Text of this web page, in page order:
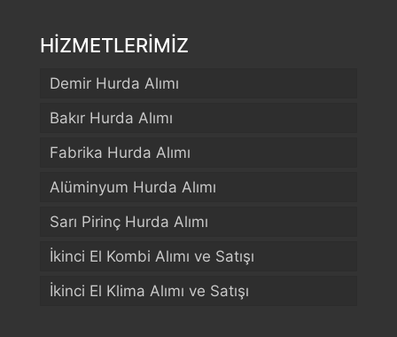
HİZMETLERİMİZ
Demir Hurda Alımı
Bakır Hurda Alımı
Fabrika Hurda Alımı
Alüminyum Hurda Alımı
Sarı Pirinç Hurda Alımı
İkinci El Kombi Alımı ve Satışı
İkinci El Klima Alımı ve Satışı